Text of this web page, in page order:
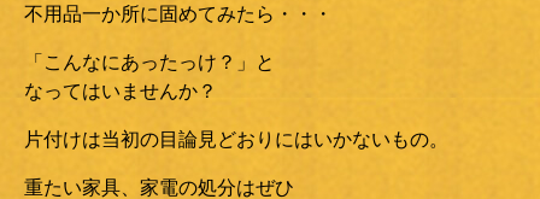
不用品一か所に固めてみたら・・・
「こんなにあったっけ？」と
なってはいませんか？
片付けは当初の目論見どおりにはいかないもの。
重たい家具、家電の処分はぜひ